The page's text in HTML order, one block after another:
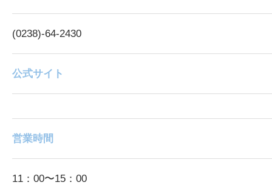
(0238)-64-2430
公式サイト
営業時間
11：00〜15：00